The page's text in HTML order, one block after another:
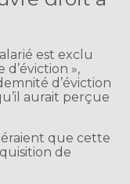
est exclu
d’éviction »,
d’éviction
aurait perçue
que cette
de